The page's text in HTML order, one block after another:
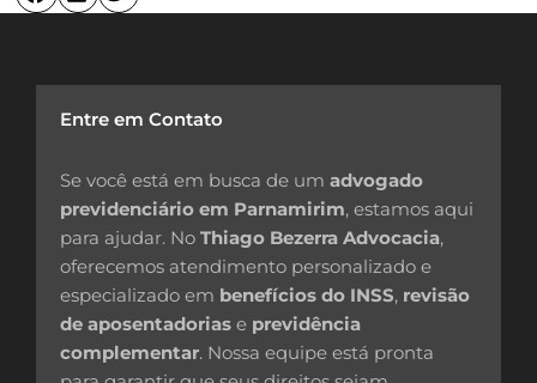
Entre em Contato
Se você está em busca de um advogado
previdenciário em Parnamirim, estamos aqui
para ajudar. No Thiago Bezerra Advocacia,
oferecemos atendimento personalizado e
especializado em benefícios do INSS, revisão
de aposentadorias e previdência
complementar. Nossa equipe está pronta